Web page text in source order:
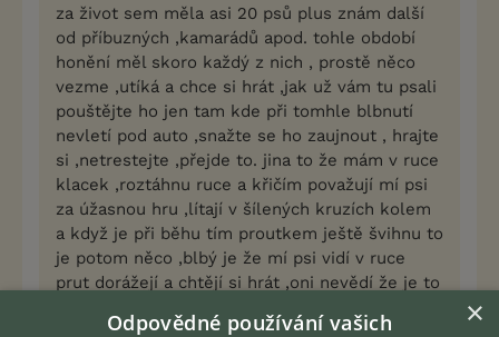
za život sem měla asi 20 psů plus znám další
od příbuzných ,kamarádů apod. tohle období
honění měl skoro každý z nich , prostě něco
vezme ,utíká a chce si hrát ,jak už vám tu psali
pouštějte ho jen tam kde při tomhle blbnutí
nevletí pod auto ,snažte se ho zaujnout , hrajte
si ,netrestejte ,přejde to. jina to že mám v ruce
klacek ,roztáhnu ruce a křičím považují mí psi
za úžasnou hru ,lítají v šílených kruzích kolem
a když je při běhu tím proutkem ještě švihnu to
je potom něco ,blbý je že mí psi vidí v ruce
prut dorážejí a chtějí si hrát ,oni nevědí že je to
×
Odpovědné používání vašich